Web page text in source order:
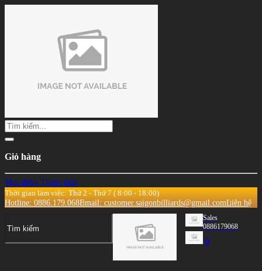
Giỏ hàng
Mua thêm Thanh toán
Thời gian làm việc: Thứ 2 - Thứ 7 ( 8:00 - 18:00)
Hotline: 0886.179.068Email: customer.saigonbilliards@gmail.comLiên hệ
Sales
0886179068
0